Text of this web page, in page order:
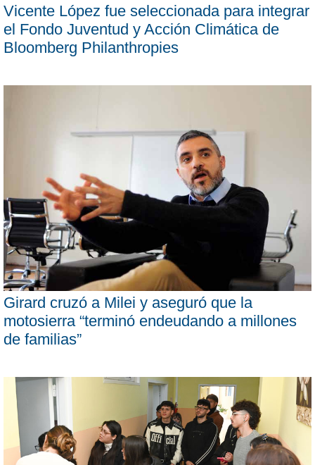
Vicente López fue seleccionada para integrar
el Fondo Juventud y Acción Climática de
Bloomberg Philanthropies
Girard cruzó a Milei y aseguró que la
motosierra “terminó endeudando a millones
de familias”